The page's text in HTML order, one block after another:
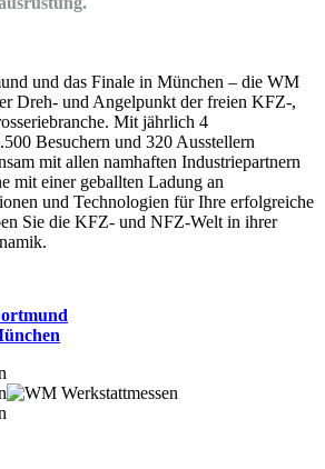
und das Finale in München – die WM
Dreh- und Angelpunkt der freien KFZ-,
Mit jährlich 4
Besuchern und 320 Ausstellern
mit allen namhaften Industriepartnern
mit einer geballten Ladung an
und Technologien für Ihre erfolgreiche
Sie die KFZ- und NFZ-Welt in ihrer